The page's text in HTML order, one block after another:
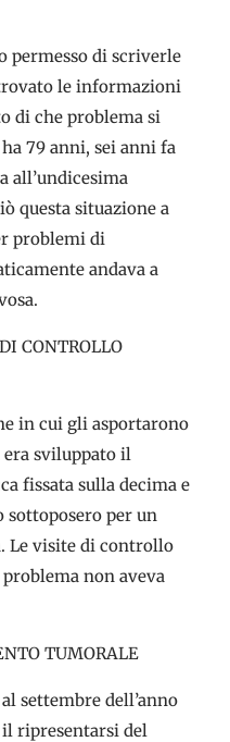
permesso di scriverle
le informazioni
di che problema si
79 anni, sei anni fa
all’undicesima
questa situazione a
problemi di
andava a
CONTROLLO
in cui gli asportarono
era sviluppato il
fissata sulla decima e
sottoposero per un
Le visite di controllo
non aveva
TUMORALE
settembre dell’anno
il ripresentarsi del